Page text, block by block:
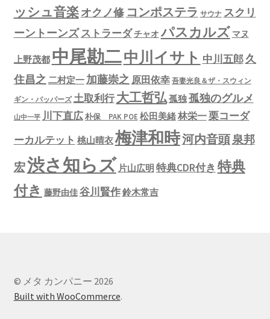
ッシュ音楽オクノ修 コンポステラ サウナ スクリ
ーントーンズストラーダチャオ パスカルズ マヌ
上野茂都 中尾勘二中川イサト 中川五郎久
住昌之 二村定一 加藤崇之 原田依幸 吾妻光良＆ザ・スウィン
ギン・バッパーズ 土取利行大工哲弘孤独孤独のグルメ
山中一平 川下直広 朴保 PAK POE 松田美緒林栄一栗コーダ
ーカルテット 桃山晴衣梅津和時河内音頭泉邦
宏渋さ知らズ 片山広明 特典CDR付き 特典
付き 藤野由佳谷川賢作鈴木常吉
© メタ カンパニー 2026
Built with WooCommerce.